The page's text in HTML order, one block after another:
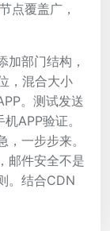
点覆盖广，
加部门结构，
，混合大小
。测试发送
APP验证。
一步步来。
邮件安全不是
。结合CDN